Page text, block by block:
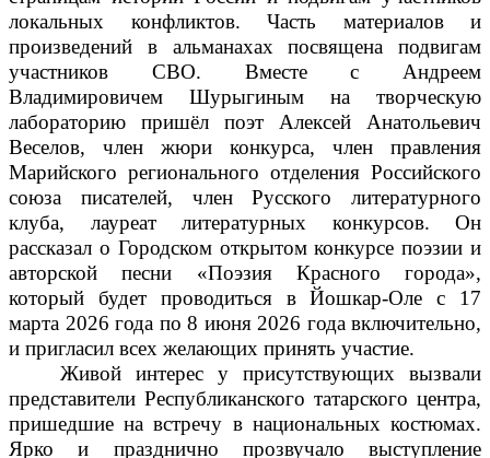
локальных конфликтов. Часть материалов и
произведений в альманахах посвящена подвигам
участников СВО. Вместе с Андреем
Владимировичем Шурыгиным на творческую
лабораторию пришёл поэт Алексей Анатольевич
Веселов, член жюри конкурса, член правления
Марийского регионального отделения Российского
союза писателей, член Русского литературного
клуба, лауреат литературных конкурсов. Он
рассказал о Городском открытом конкурсе поэзии и
авторской песни «Поэзия Красного города»,
который будет проводиться в Йошкар-Оле с 17
марта 2026 года по 8 июня 2026 года включительно,
и пригласил всех желающих принять участие.
Живой интерес у присутствующих вызвали
представители Республиканского татарского центра,
пришедшие на встречу в национальных костюмах.
Ярко и празднично прозвучало выступление